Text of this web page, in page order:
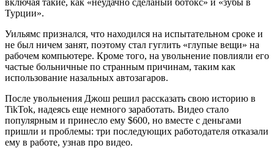
Турции».
Уильямс признался, что находился на испытательном сроке и
не был ничем занят, поэтому стал гуглить «глупые вещи» на
рабочем компьютере. Кроме того, на увольнение повлияли его
частые больничные по странным причинам, таким как
использование назальных автозагаров.
После увольнения Джош решил рассказать свою историю в
TikTok, надеясь еще немного заработать. Видео стало
популярным и принесло ему $600, но вместе с деньгами
пришли и проблемы: три последующих работодателя отказали
ему в работе, узнав про видео.